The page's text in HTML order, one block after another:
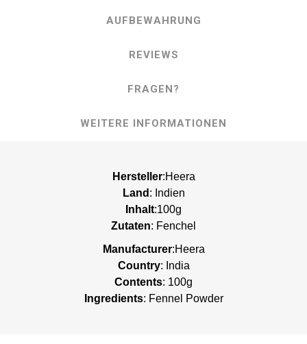
AUFBEWAHRUNG
REVIEWS
FRAGEN?
WEITERE INFORMATIONEN
Hersteller:Heera
Land : Indien
Inhalt:100g
Zutaten: Fenchel
Manufacturer:Heera
Country: India
Contents: 100g
Ingredients: Fennel Powder